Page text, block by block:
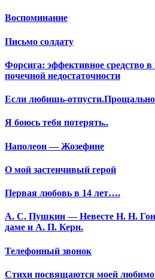
Воспоминание
Письмо солдату
Форсига: эффективное средство
почечной недостаточности
Если любишь-
Я боюсь тебя потерять..
Наполеон — Жозефине
О мой застенчивый герой
Первая любовь в 14 лет….
А. С. Пушкин — Невесте Н. Н.
даме и А. П. Керн.
Телефонный звонок
Стихи посвящаются моей